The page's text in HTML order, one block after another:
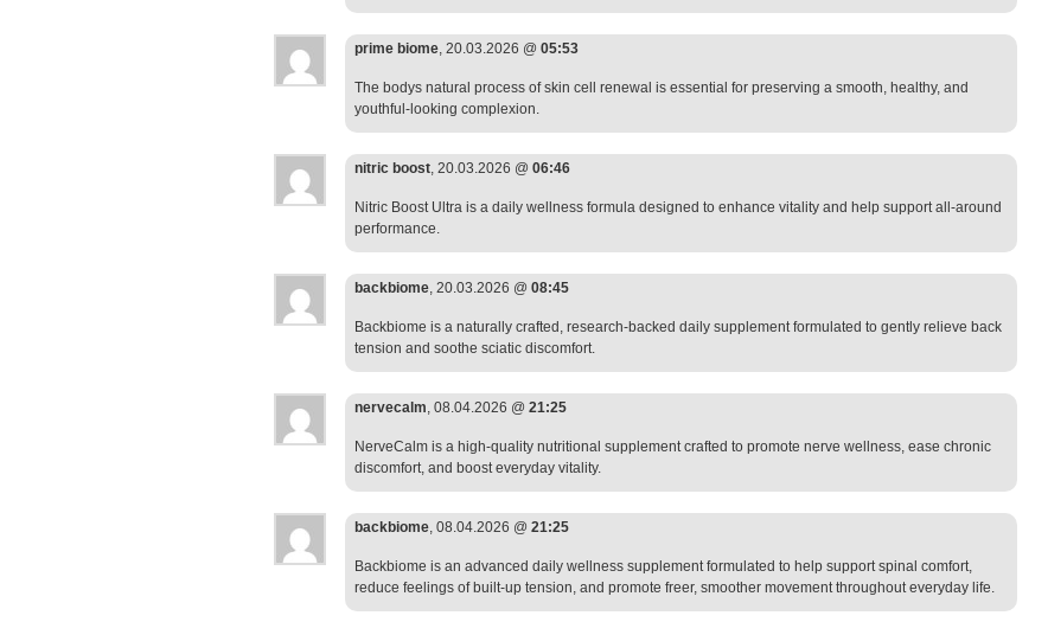
prime biome, 20.03.2026 @ 05:53
The bodys natural process of skin cell renewal is essential for preserving a smooth, healthy, and
youthful-looking complexion.
nitric boost, 20.03.2026 @ 06:46
Nitric Boost Ultra is a daily wellness formula designed to enhance vitality and help support all-around
performance.
backbiome, 20.03.2026 @ 08:45
Backbiome is a naturally crafted, research-backed daily supplement formulated to gently relieve back
tension and soothe sciatic discomfort.
nervecalm, 08.04.2026 @ 21:25
NerveCalm is a high-quality nutritional supplement crafted to promote nerve wellness, ease chronic
discomfort, and boost everyday vitality.
backbiome, 08.04.2026 @ 21:25
Backbiome is an advanced daily wellness supplement formulated to help support spinal comfort,
reduce feelings of built-up tension, and promote freer, smoother movement throughout everyday life.